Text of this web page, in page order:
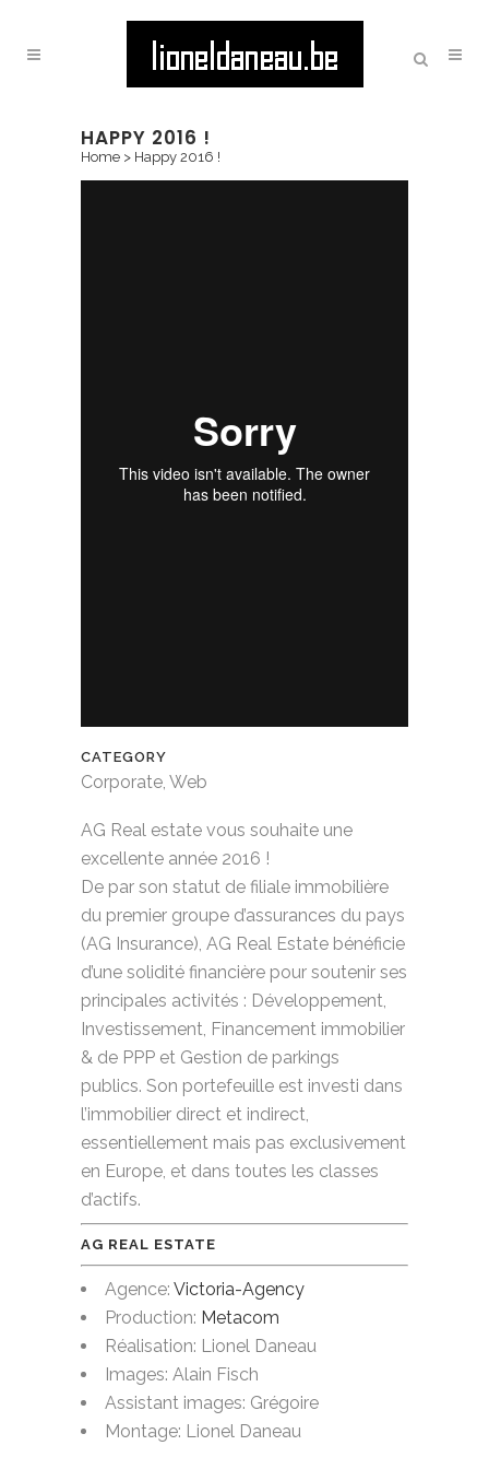
HAPPY 2016 !
Home > Happy 2016 !
CATEGORY
Corporate, Web
AG Real estate vous souhaite une
excellente année 2016 !
De par son statut de filiale immobilière
du premier groupe d’assurances du pays
(AG Insurance), AG Real Estate bénéficie
d’une solidité financière pour soutenir ses
principales activités : Développement,
Investissement, Financement immobilier
& de PPP et Gestion de parkings
publics. Son portefeuille est investi dans
l’immobilier direct et indirect,
essentiellement mais pas exclusivement
en Europe, et dans toutes les classes
d’actifs.
AG REAL ESTATE
Agence: Victoria-Agency
Production: Metacom
Réalisation: Lionel Daneau
Images: Alain Fisch
Assistant images: Grégoire
Montage: Lionel Daneau